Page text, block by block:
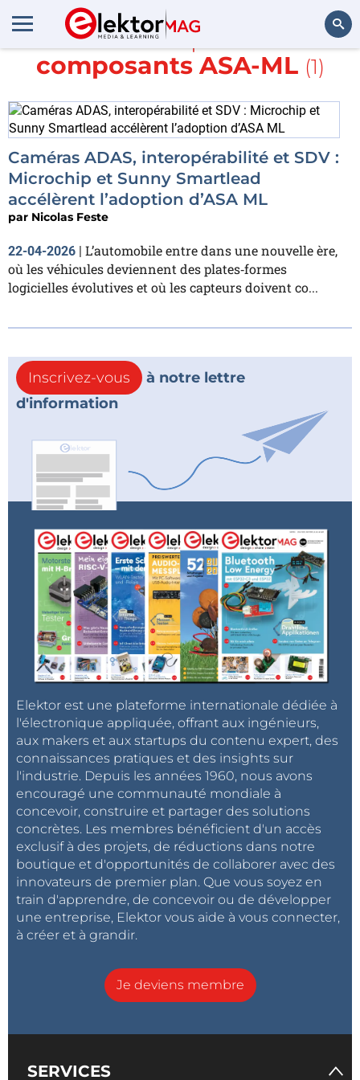
Rechercher
En savoir plus sur
composants ASA-ML (1)
Caméras ADAS, interopérabilité et SDV :
Microchip et Sunny Smartlead
accélèrent l’adoption d’ASA ML
par Nicolas Feste
22-04-2026 | L’automobile entre dans une nouvelle ère,
où les véhicules deviennent des plates‑formes
logicielles évolutives et où les capteurs doivent co...
Inscrivez-vous
à notre lettre
d'information
Elektor est une plateforme internationale dédiée à
l'électronique appliquée, offrant aux ingénieurs,
aux makers et aux startups du contenu expert, des
connaissances pratiques et des insights sur
l'industrie. Depuis les années 1960, nous avons
encouragé une communauté mondiale à
concevoir, construire et partager des solutions
concrètes. Les membres bénéficient d'un accès
exclusif à des projets, de réductions dans notre
boutique et d'opportunités de collaborer avec des
innovateurs de premier plan. Que vous soyez en
train d'apprendre, de concevoir ou de développer
une entreprise, Elektor vous aide à vous connecter,
à créer et à grandir.
Je deviens membre
SERVICES